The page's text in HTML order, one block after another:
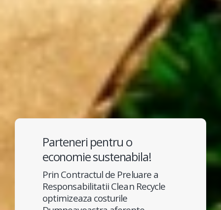
Parteneri pentru o
economie sustenabila!
Prin Contractul de Preluare a
Responsabilitatii Clean Recycle
optimizeaza costurile